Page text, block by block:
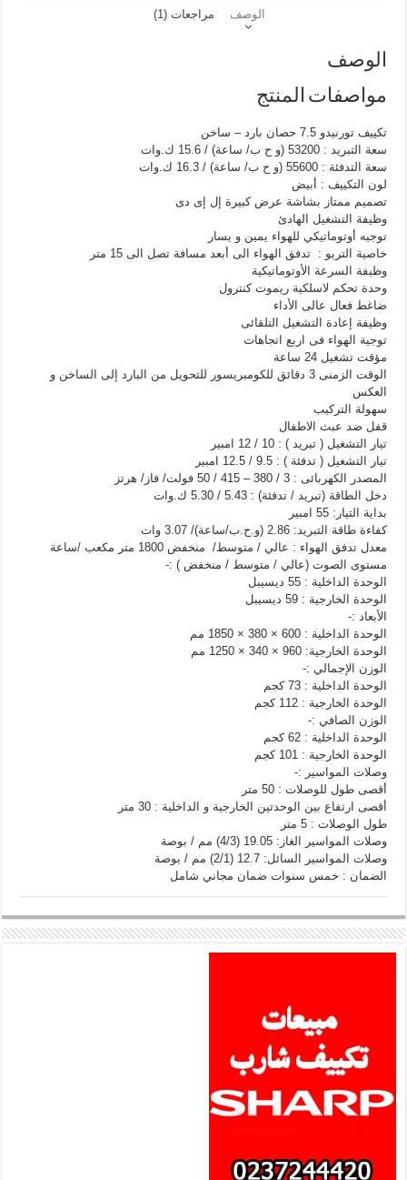
الوصف مراجعات (1)
الوصف
مواصفات المنتج
تكييف تورنيدو 7.5 حصان بارد – ساخن
سعة التبريد : 53200 (و ح ب/ ساعة) / 15.6 ك.وات
سعة التدفئة : 55600 (و ح ب/ ساعة) / 16.3 ك.وات
لون التكييف : أبيض
تصميم ممتاز بشاشة عرض كبيرة إل إى دى
وظيفة التشغيل الهادئ
توجيه أوتوماتيكي للهواء يمين و يسار
خاصية التربو : تدفق الهواء الى أبعد مسافة تصل الى 15 متر
وظيفة السرعة الأوتوماتيكية
وحدة تحكم لاسلكية ريموت كنترول
ضاغط فعال عالى الأداء
وظيفة إعادة التشغيل التلقائى
توجية الهواء فى اربع اتجاهات
مؤقت تشغيل 24 ساعة
الوقت الزمنى 3 دقائق للكومبريسور للتحويل من البارد إلى الساخن و
العكس
سهولة التركيب
قفل ضد عبث الاطفال
تيار التشغيل ( تبريد ) : 10 / 12 امبير
تيار التشغيل ( تدفئة ) : 9.5 / 12.5 امبير
المصدر الكهربائى : 3 / 380 – 415 / 50 فولت/ فاز/ هرتز
دخل الطاقة (تبريد / تدفئة) : 5.43 / 5.30 ك.وات
بداية التيار: 55 امبير
كفاءة طاقة التبريد: 2.86 (و.ح.ب/ساعة)/ 3.07 وات
معدل تدفق الهواء : عالي / متوسط/ منخفض 1800 متر مكعب /ساعة
مستوى الصوت (عالي / متوسط / منخفض ) :-
الوحدة الداخلية : 55 ديسيبل
الوحدة الخارجية : 59 ديسيبل
الأبعاد :-
الوحدة الداخلية : 600 × 380 × 1850 مم
الوحدة الخارجية: 960 × 340 × 1250 مم
الوزن الإجمالي :-
الوحدة الداخلية : 73 كجم
الوحدة الخارجية : 112 كجم
الوزن الصافي :-
الوحدة الداخلية : 62 كجم
الوحدة الخارجية : 101 كجم
وصلات المواسير :-
أقصى طول للوصلات : 50 متر
أقصى ارتفاع بين الوحدتين الخارجية و الداخلية : 30 متر
طول الوصلات : 5 متر
وصلات المواسير الغاز: 19.05 (4/3) مم / بوصة
وصلات المواسير السائل: 12.7 (2/1) مم / بوصة
الضمان : خمس سنوات ضمان مجاني شامل